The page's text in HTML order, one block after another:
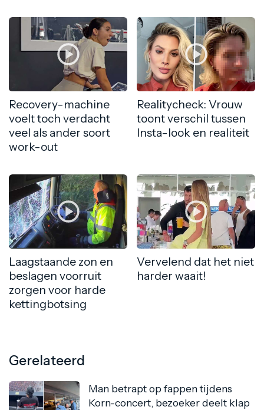
Recovery-machine
voelt toch verdacht
veel als ander soort
work-out
Realitycheck: Vrouw
toont verschil tussen
Insta-look en realiteit
Laagstaande zon en
beslagen voorruit
zorgen voor harde
kettingbotsing
Vervelend dat het niet
harder waait!
Gerelateerd
Man betrapt op fappen tijdens
Korn-concert, bezoeker deelt klap